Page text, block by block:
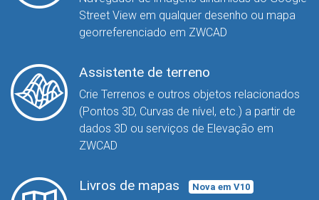
Street View em qualquer desenho ou mapa
georreferenciado em ZWCAD
Assistente de terreno
Crie Terrenos e outros objetos relacionados
(Pontos 3D, Curvas de nível, etc.) a partir de
dados 3D ou serviços de Elevação em
ZWCAD
Livros de mapas Nova em V10